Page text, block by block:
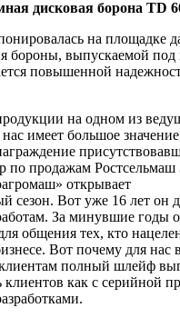
дисковая борона TD
на площадке
бороны, выпускаемой под
повышенной
на одном из
имеет большое
по продажам Ростсельмаш
открывает
сезон. Вот уже 16 лет он
За минувшие годы
общения тех, кто
Вот почему для нас
полный шлейф
клиентов как с серийной